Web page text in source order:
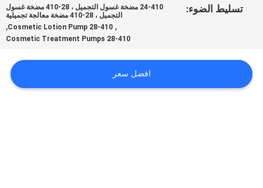
اطلب
تسليط الضوء:
24-410 مضخة غسول التجميل ، 28-410 مضخة غسول
التجميل ، 28-410 مضخة معالجة تجميلية
,
28-410 Cosmetic Lotion Pump
,
28-410 Cosmetic Treatment Pumps
افضل سعر